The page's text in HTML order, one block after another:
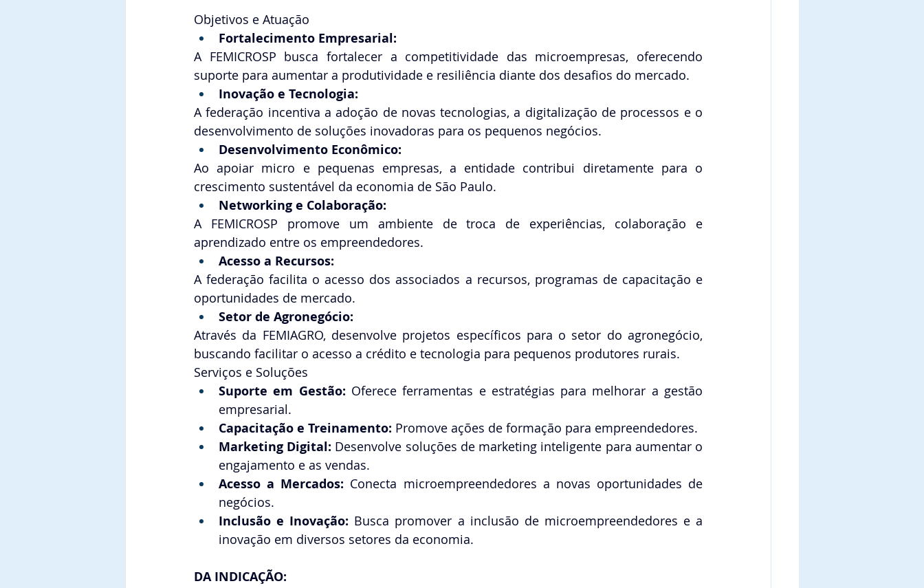
Objetivos e Atuação
Fortalecimento Empresarial:
A FEMICROSP busca fortalecer a competitividade das microempresas, oferecendo
suporte para aumentar a produtividade e resiliência diante dos desafios do mercado.
Inovação e Tecnologia:
A federação incentiva a adoção de novas tecnologias, a digitalização de processos e o
desenvolvimento de soluções inovadoras para os pequenos negócios.
Desenvolvimento Econômico:
Ao apoiar micro e pequenas empresas, a entidade contribui diretamente para o
crescimento sustentável da economia de São Paulo.
Networking e Colaboração:
A FEMICROSP promove um ambiente de troca de experiências, colaboração e
aprendizado entre os empreendedores.
Acesso a Recursos:
A federação facilita o acesso dos associados a recursos, programas de capacitação e
oportunidades de mercado.
Setor de Agronegócio:
Através da FEMIAGRO, desenvolve projetos específicos para o setor do agronegócio,
buscando facilitar o acesso a crédito e tecnologia para pequenos produtores rurais.
Serviços e Soluções
Suporte em Gestão: Oferece ferramentas e estratégias para melhorar a gestão
empresarial.
Capacitação e Treinamento: Promove ações de formação para empreendedores.
Marketing Digital: Desenvolve soluções de marketing inteligente para aumentar o
engajamento e as vendas.
Acesso a Mercados: Conecta microempreendedores a novas oportunidades de
negócios.
Inclusão e Inovação: Busca promover a inclusão de microempreendedores e a
inovação em diversos setores da economia.
DA INDICAÇÃO: